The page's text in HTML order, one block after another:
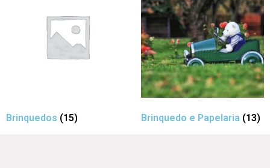
Brinquedos (15) Brinquedo e Papelaria (13)